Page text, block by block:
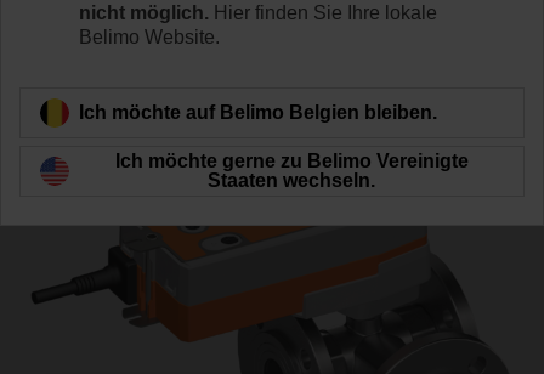
Zurück zur Produktkategorie
nicht möglich. Hier finden Sie Ihre lokale
Belimo Website.
Ich möchte auf Belimo Belgien bleiben.
Ich möchte gerne zu Belimo Vereinigte
Staaten wechseln.